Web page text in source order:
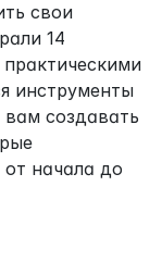
свои
14
инструменты
создавать
начала до